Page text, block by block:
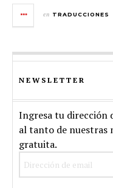
en TRADUCCIONES
NEWSLETTER
Ingresa tu dirección
al tanto de nuestras
gratuita.